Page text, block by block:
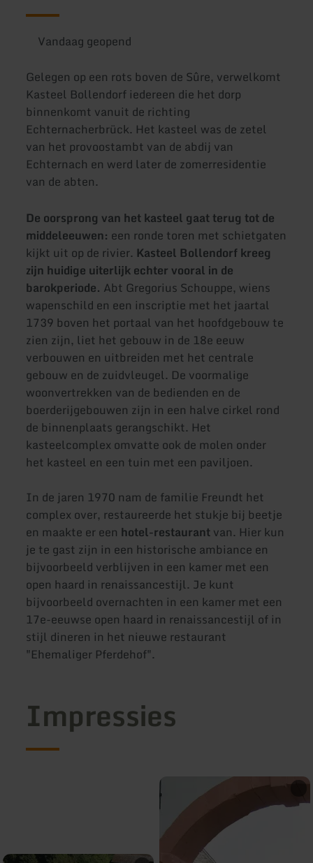
Vandaag geopend
Gelegen op een rots boven de Sûre, verwelkomt
Kasteel Bollendorf iedereen die het dorp
binnenkomt vanuit de richting
Echternacherbrück. Het kasteel was de zetel
van het provoostambt van de abdij van
Echternach en werd later de zomerresidentie
van de abten.
De oorsprong van het kasteel gaat terug tot de
middeleeuwen: een ronde toren met schietgaten
kijkt uit op de rivier. Kasteel Bollendorf kreeg
zijn huidige uiterlijk echter vooral in de
barokperiode. Abt Gregorius Schouppe, wiens
wapenschild en een inscriptie met het jaartal
1739 boven het portaal van het hoofdgebouw te
zien zijn, liet het gebouw in de 18e eeuw
verbouwen en uitbreiden met het centrale
gebouw en de zuidvleugel. De voormalige
woonvertrekken van de bedienden en de
boerderijgebouwen zijn in een halve cirkel rond
de binnenplaats gerangschikt. Het
kasteelcomplex omvatte ook de molen onder
het kasteel en een tuin met een paviljoen.
In de jaren 1970 nam de familie Freundt het
complex over, restaureerde het stukje bij beetje
en maakte er een hotel-restaurantvan. Hier kun
je te gast zijn in een historische ambiance en
bijvoorbeeld verblijven in een kamer met een
open haard in renaissancestijl. Je kunt
bijvoorbeeld overnachten in een kamer met een
17e-eeuwse open haard in renaissancestijl of in
stijl dineren in het nieuwe restaurant
"Ehemaliger Pferdehof".
Impressies